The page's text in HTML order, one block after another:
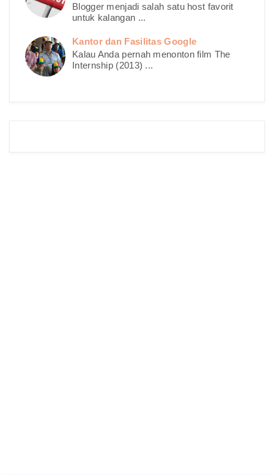
Blogger menjadi salah satu host favorit
untuk kalangan ...
Kantor dan Fasilitas Google
Kalau Anda pernah menonton film The
Internship (2013) ...